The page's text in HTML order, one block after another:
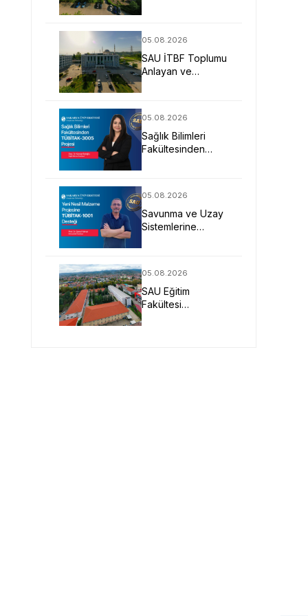
05.08.2026
SAU İTBF Toplumu
Anlayan ve
05.08.2026
Sağlık Bilimleri
Fakültesinden
05.08.2026
Savunma ve Uzay
Sistemlerine
05.08.2026
SAU Eğitim
Fakültesi